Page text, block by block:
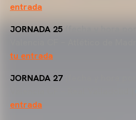
entrada
JORNADA 25
tu entrada
JORNADA 27
entrada